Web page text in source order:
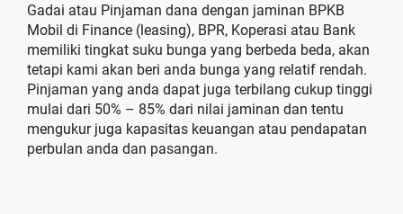
Gadai atau Pinjaman dana dengan jaminan BPKB
Mobil di Finance (leasing), BPR, Koperasi atau Bank
memiliki tingkat suku bunga yang berbeda beda, akan
tetapi kami akan beri anda bunga yang relatif rendah.
Pinjaman yang anda dapat juga terbilang cukup tinggi
mulai dari 50% – 85% dari nilai jaminan dan tentu
mengukur juga kapasitas keuangan atau pendapatan
perbulan anda dan pasangan.